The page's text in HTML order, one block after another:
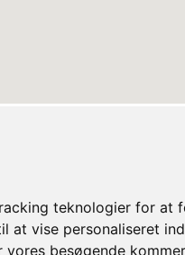
teknologier for at
at vise personaliseret
besøgende